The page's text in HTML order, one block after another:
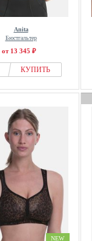
Anita
Бюстгальтер
от 13 345 ₽
КУПИТЬ
NEW